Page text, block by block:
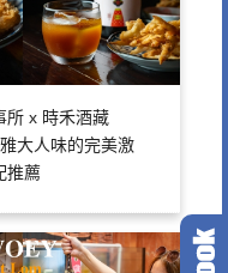
所 x 時禾酒藏
大人味的完美激
推薦